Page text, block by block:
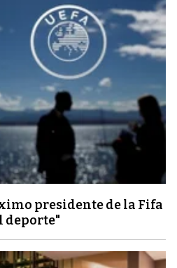
presidente de la Fifa
deporte"